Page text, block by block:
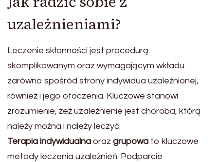
uzależnieniami?
Leczenie skłonności jest procedurą
skomplikowanym oraz wymagającym wkładu
zarówno spośród strony indywidua uzależnionej,
również i jego otoczenia. Kluczowe stanowi
zrozumienie, żeż uzależnienie jest choroba, którą
należy można i należy leczyć.
Terapia indywidualna oraz grupowa to kluczowe
metody leczenia uzależnień. Podparcie